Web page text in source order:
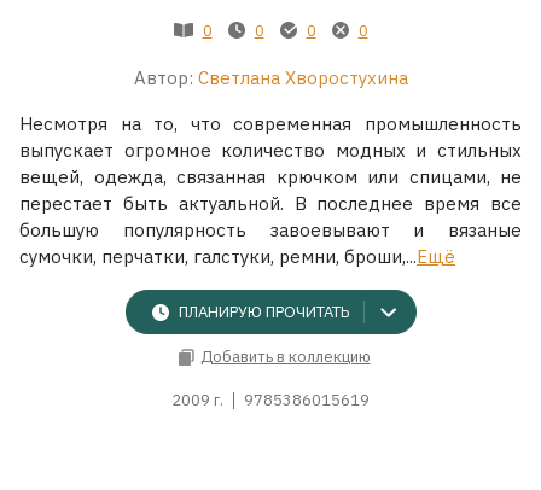
0 0 0 0
Автор: Светлана Хворостухина
Несмотря на то, что современная промышленность
выпускает огромное количество модных и стильных
вещей, одежда, связанная крючком или спицами, не
перестает быть актуальной. В последнее время все
большую популярность завоевывают и вязаные
сумочки, перчатки, галстуки, ремни, броши,...Ещё
ПЛАНИРУЮ ПРОЧИТАТЬ
Добавить в коллекцию
2009 г. 9785386015619